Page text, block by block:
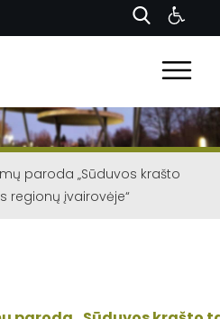
paroda „Sūduvos krašto
regionų įvairovėje“